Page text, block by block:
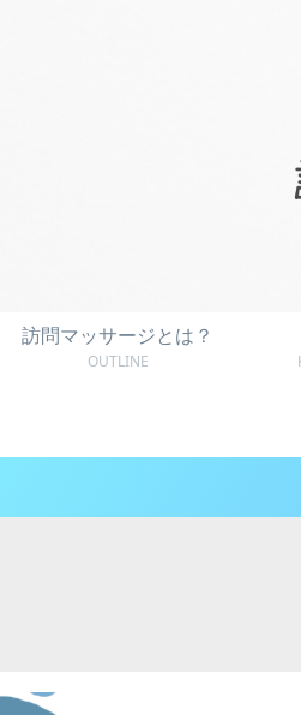
訪問マッサージとは？
OUTLINE